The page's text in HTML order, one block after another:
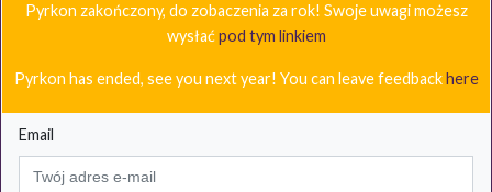
Pyrkon zakończony, do zobaczenia za rok! Swoje uwagi możesz
wysłaćpod tym linkiem
Pyrkon has ended, see you next year! You can leave feedbackhere
Email